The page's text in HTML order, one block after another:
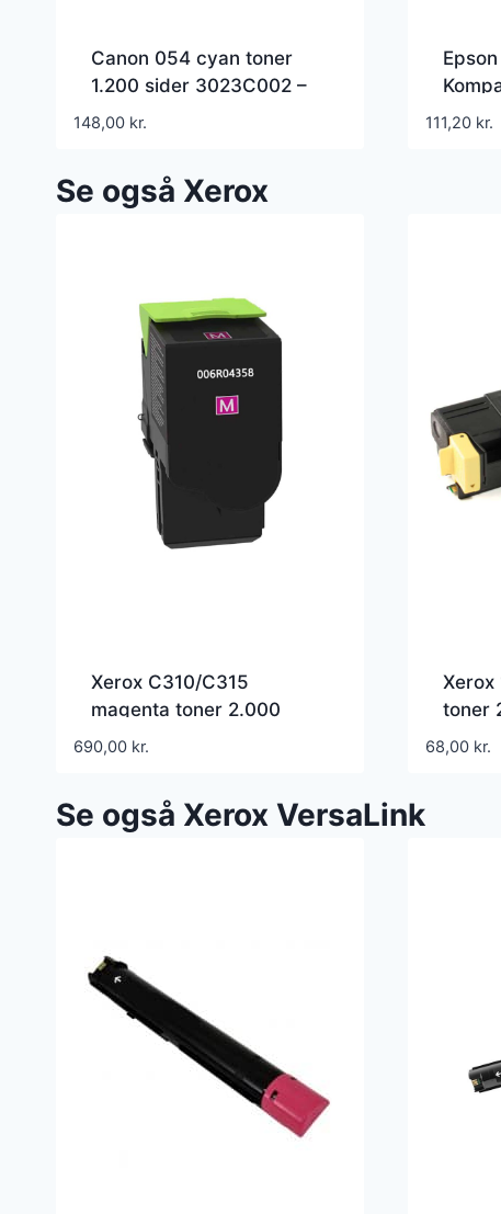
Canon 054 cyan toner
1.200 sider 3023C002 –
Kompatibel
148,00 kr. 111,20 kr.
Se også Xerox
Xerox C310/C315
magenta toner 2.000
sider – kompatibel
690,00 kr.
Xerox
toner
68,00 kr.
Se også Xerox VersaLink